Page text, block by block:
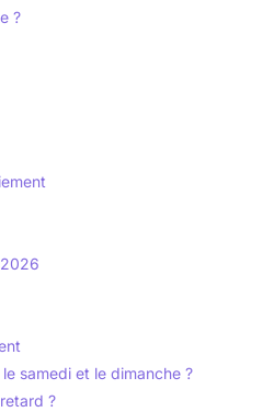
?
samedi et le dimanche ?
?